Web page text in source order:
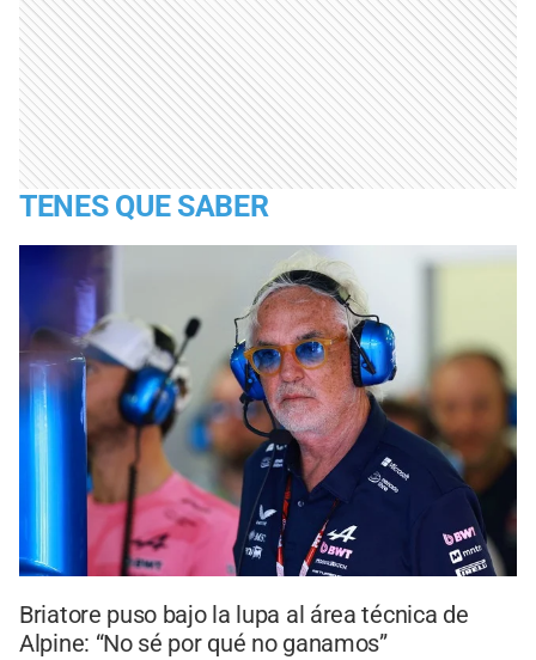
TENES QUE SABER
Briatore puso bajo la lupa al área técnica de
Alpine: “No sé por qué no ganamos”